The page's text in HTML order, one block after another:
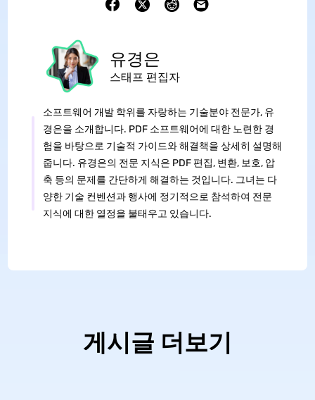
유경은
스태프 편집자
소프트웨어 개발 학위를 자랑하는 기술분야 전문가, 유
경은을 소개합니다. PDF 소프트웨어에 대한 노련한 경
험을 바탕으로 기술적 가이드와 해결책을 상세히 설명해
줍니다. 유경은의 전문 지식은 PDF 편집, 변환, 보호, 압
축 등의 문제를 간단하게 해결하는 것입니다. 그녀는 다
양한 기술 컨벤션과 행사에 정기적으로 참석하여 전문
지식에 대한 열정을 불태우고 있습니다.
게시글 더보기